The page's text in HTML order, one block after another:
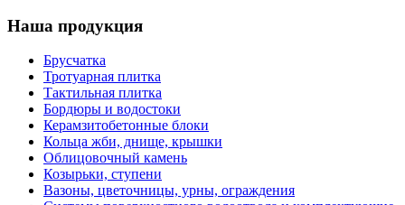
Наша продукция
Брусчатка
Тротуарная плитка
Тактильная плитка
Бордюры и водостоки
Керамзитобетонные блоки
Кольца жби, днище, крышки
Облицовочный камень
Козырьки, ступени
Вазоны, цветочницы, урны, ограждения